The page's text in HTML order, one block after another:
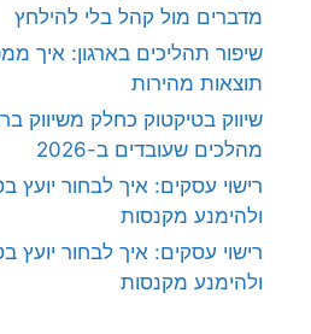
מדברים מול קהל בלי להילחץ
שיפור תהליכים בארגון: איך
תוצאות מהירות
שיווק בטיקטוק כחלק משיווק
מהלכים שעובדים ב-2026
רישוי עסקים: איך לבחור יועץ
ולהימנע מקנסות
רישוי עסקים: איך לבחור יועץ
ולהימנע מקנסות